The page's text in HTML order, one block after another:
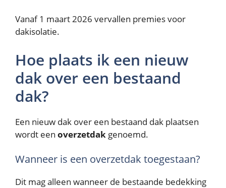
Vanaf 1 maart 2026 vervallen premies voor
dakisolatie.
Hoe plaats ik een nieuw
dak over een bestaand
dak?
Een nieuw dak over een bestaand dak plaatsen
wordt een overzetdak genoemd.
Wanneer is een overzetdak toegestaan?
Dit mag alleen wanneer de bestaande bedekking